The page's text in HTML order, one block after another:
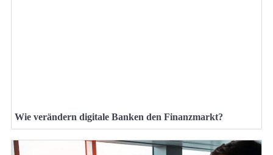
Wie verändern digitale Banken den Finanzmarkt?